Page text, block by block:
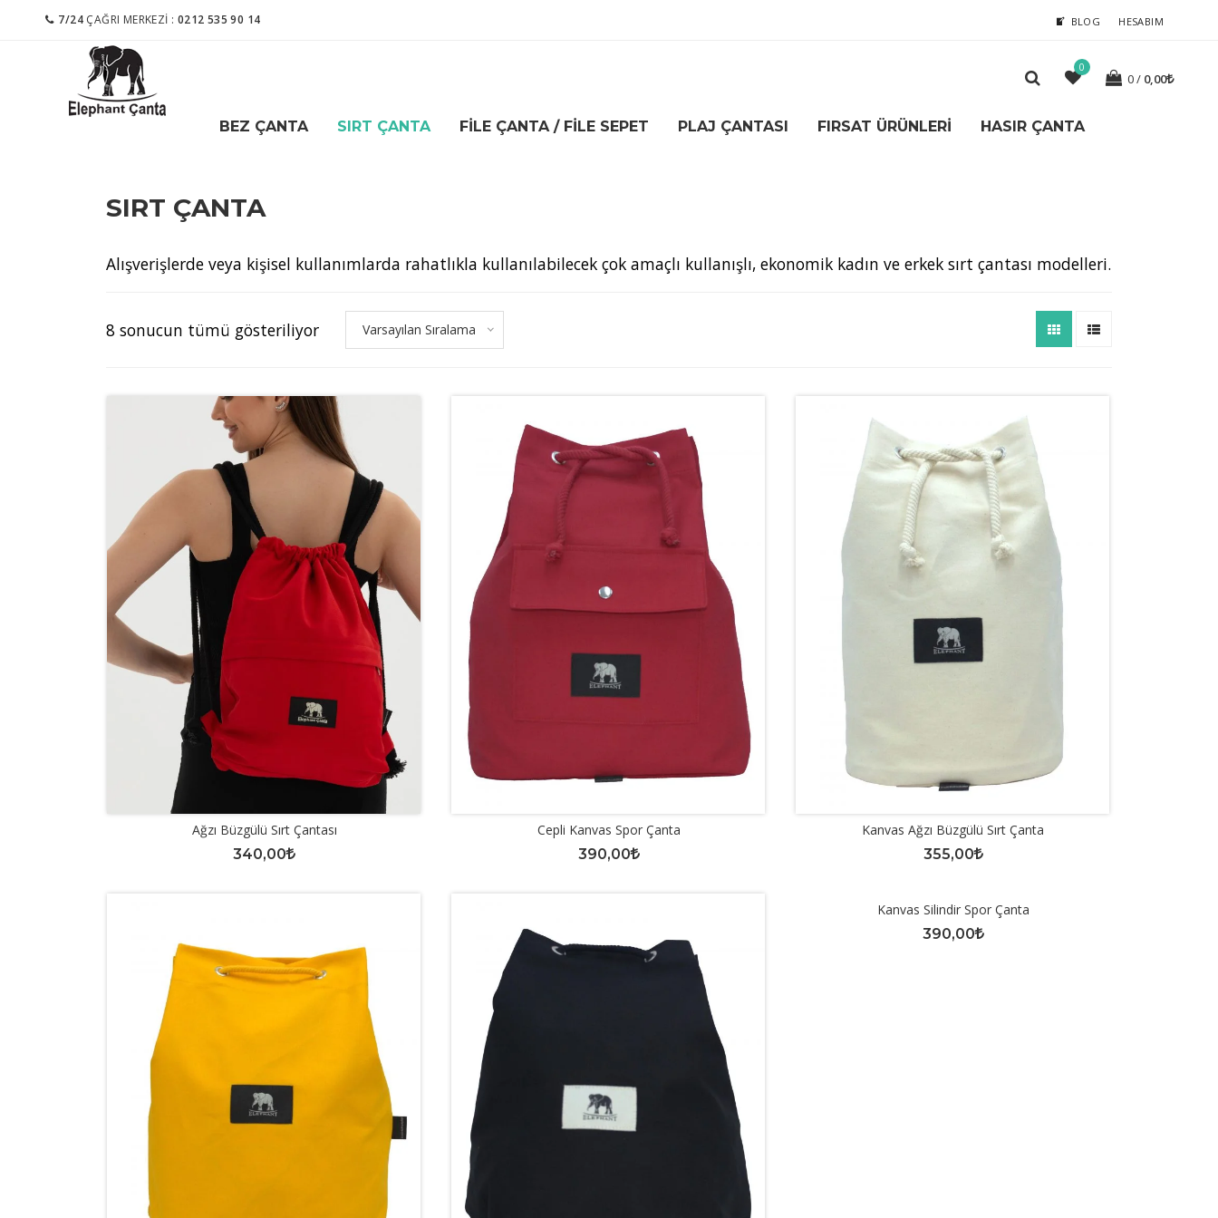
7/24 ÇAĞRI MERKEZI : 0212 535 90 14 BLOG HESABIM
0
0 0,00
BEZ ÇANTA SIRT ÇANTA FILE ÇANTA / FILE SEPET PLAJ ÇANTASI FIRSAT ÜRÜNLERI HASIR ÇANTA
SIRT ÇANTA
Alışverişlerde veya kişisel kullanımlarda rahatlıkla kullanılabilecek çok amaçlı kullanışlı, ekonomik kadın ve erkek sırt çantası modelleri.
8 sonucun tümü gösteriliyor Varsayılan Sıralama
Ağzı Büzgülü Sırt Çantası
340,00
Cepli Kanvas Spor Çanta
390,00
Kanvas Ağzı Büzgülü Sırt Çanta
355,00
Kanvas Silindir Spor Çanta
390,00